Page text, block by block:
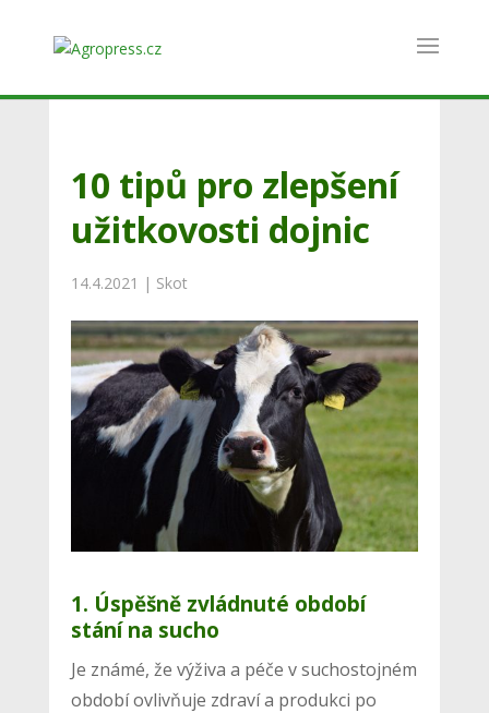
10 tipů pro zlepšení
užitkovosti dojnic
14.4.2021 | Skot
1. Úspěšně zvládnuté období
stání na sucho
Je známé, že výživa a péče v suchostojném
období ovlivňuje zdraví a produkci po